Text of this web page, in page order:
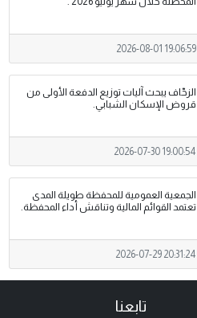
2026-08-01 19:06:59
الزحّاف يبحث آليات توزيع الدفعة الأولى من
قروض الإسكان الشبابي.
2026-07-30 19:00:54
الجمعية العمومية للمحفظة طويلة المدى
تعتمد القوائم المالية وتناقش أداء المحفظة.
2026-07-29 20:31:24
تابعنا